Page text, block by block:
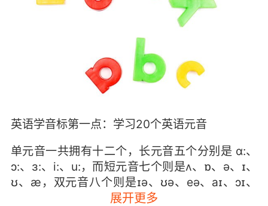
英语学音标第一点：学习20个英语元音
单元音一共拥有十二个，长元音五个分别是 ɑ:、
ɔ:、ɜ:、i:、u:，而短元音七个则是ʌ、ɒ、ə、ɪ、
ʊ、æ，双元音八个则是ɪə、ʊə、eə、aɪ、ɔɪ、
展开更多